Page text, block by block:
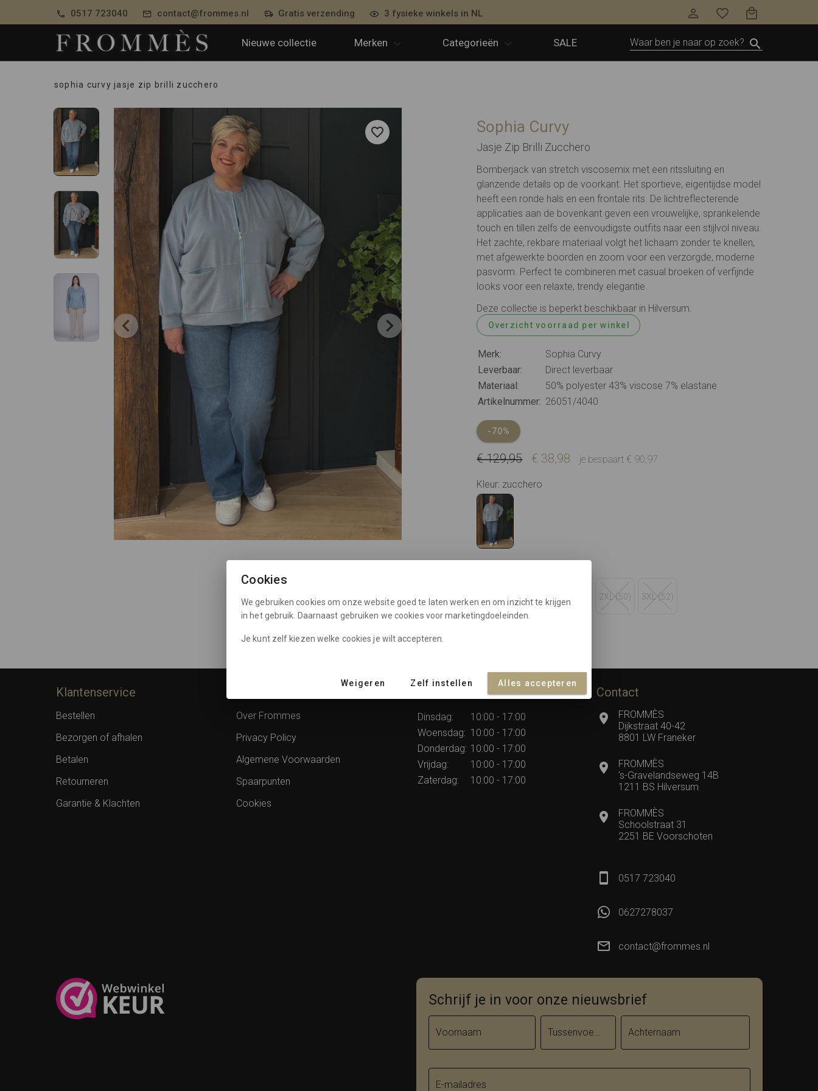
0517 723040 contact@frommes.nl Gratis verzending 3 fysieke winkels in NL
Nieuwe collectie Merken Categorieën SALE
sophia curvy jasje zip brilli zucchero
Sophia Curvy
Jasje Zip Brilli Zucchero
Bomberjack van stretch viscosemix met een ritssluiting en
glanzende details op de voorkant. Het sportieve, eigentijdse model
heeft een ronde hals en een frontale rits. De lichtreflecterende
applicaties aan de bovenkant geven een vrouwelijke, sprankelende
touch en tillen zelfs de eenvoudigste outfits naar een stijlvol niveau.
Het zachte, rekbare materiaal volgt het lichaam zonder te knellen,
met afgewerkte boorden en zoom voor een verzorgde, moderne
pasvorm. Perfect te combineren met casual broeken of verfijnde
looks voor een relaxte, trendy elegantie.
Deze collectie is beperkt beschikbaar in Hilversum.
Overzicht voorraad per winkel
Merk:
Sophia Curvy
Leverbaar:
Direct leverbaar
Materiaal:
50% polyester 43% viscose 7% elastane
Artikelnummer: 26051/4040
-70%
€ 129,95 € 38,98 je bespaart € 90,97
Kleur: zucchero
L (46) 2XL (50) 3XL (52)
Klantenservice
Bestellen
Bezorgen of afhalen
Betalen
Retourneren
Garantie & Klachten
Over Frommes
Privacy Policy
Algemene Voorwaarden
Spaarpunten
Cookies
Openingstijden
Dinsdag:
10:00 - 17:00
Woensdag: 10:00 - 17:00
Donderdag: 10:00 - 17:00
Vrijdag:
10:00 - 17:00
Zaterdag:
10:00 - 17:00
Contact
FROMMÈS
Dijkstraat 40-42
8801 LW Franeker
FROMMÈS
's-Gravelandseweg 14B
1211 BS Hilversum
FROMMÈS
Schoolstraat 31
2251 BE Voorschoten
0517 723040
0627278037
contact@frommes.nl
Schrijf je in voor onze nieuwsbrief
Voornaam Tussenvoegsel Achternaam
E-mailadres
Cookies
We gebruiken cookies om onze website goed te laten werken en om inzicht te krijgen
in het gebruik. Daarnaast gebruiken we cookies voor marketingdoeleinden.
Je kunt zelf kiezen welke cookies je wilt accepteren.
Weigeren Zelf instellen Alles accepteren